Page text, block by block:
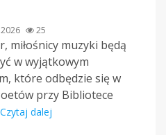
25
miłośnicy muzyki będą
w wyjątkowym
które odbędzie się w
przy Bibliotece
Czytaj dalej